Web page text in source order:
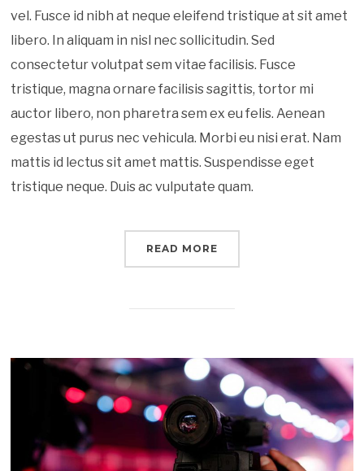
vel. Fusce id nibh at neque eleifend tristique at sit amet
libero. In aliquam in nisl nec sollicitudin. Sed
consectetur volutpat sem vitae facilisis. Fusce
tristique, magna ornare facilisis sagittis, tortor mi
auctor libero, non pharetra sem ex eu felis. Aenean
egestas ut purus nec vehicula. Morbi eu nisi erat. Nam
mattis id lectus sit amet mattis. Suspendisse eget
tristique neque. Duis ac vulputate quam.
READ MORE